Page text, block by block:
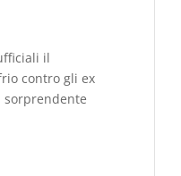
il
contro gli ex
sorprendente